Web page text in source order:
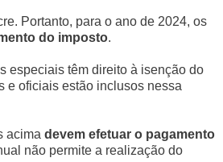
Portanto, para o ano de 2024, os
do imposto.
especiais têm direito à isenção do
e oficiais estão inclusos nessa
acima devem efetuar o pagamento
não permite a realização do